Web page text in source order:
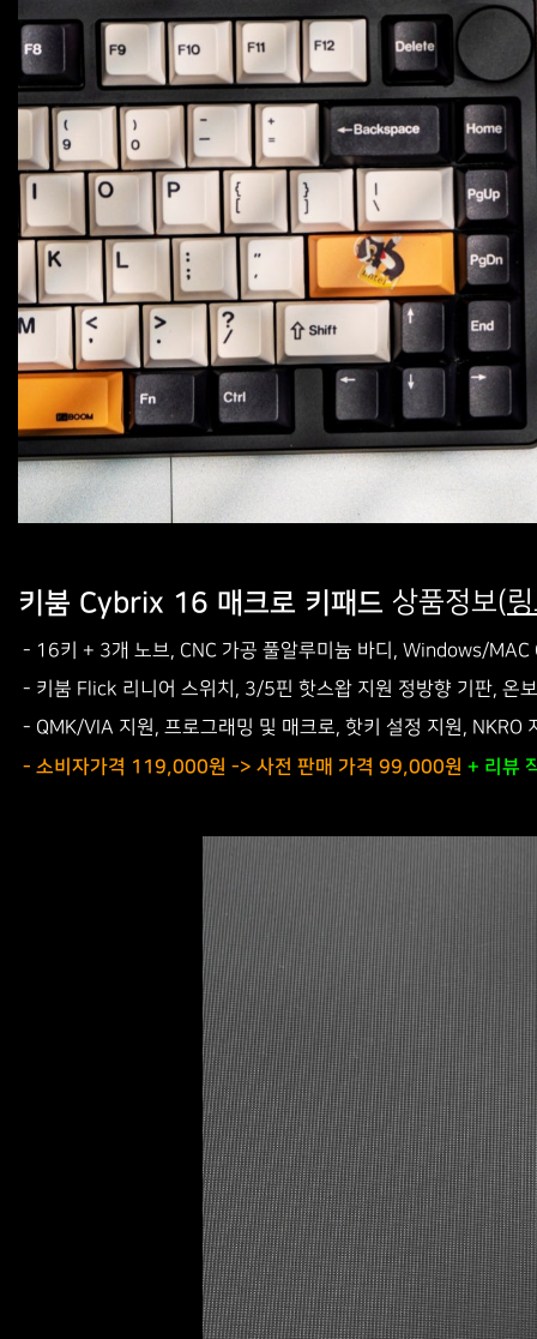
키붐 Cybrix 16 매크로 키패드 상품정보(
- 16키 + 3개 노브, CNC 가공 풀알루미늄 바디, Windows/MAC
- 키붐 Flick 리니어 스위치, 3/5핀 핫스왑 지원 정방향 기판, 온
- QMK/VIA 지원, 프로그래밍 및 매크로, 핫키 설정 지원, NKRO
- 소비자가격 119,000원 -> 사전 판매 가격 99,000원 + 리뷰